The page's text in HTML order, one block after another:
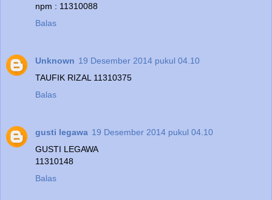
npm : 11310088
Balas
Unknown 19 Desember 2014 pukul 04.10
TAUFIK RIZAL 11310375
Balas
gusti legawa 19 Desember 2014 pukul 04.10
GUSTI LEGAWA
11310148
Balas